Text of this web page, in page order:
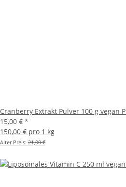
Cranberry Extrakt Pulver 100 g vegan
15,00 € *
150,00 € pro 1 kg
Alter Preis: 21,00 €